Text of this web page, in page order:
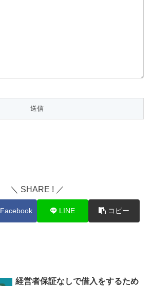
＼ SHARE ! ／
Facebook LINE コピー
経営者保証なしで借入をするため